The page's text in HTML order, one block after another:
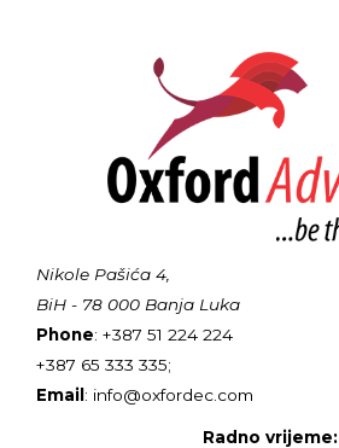
Nikole Pašića 4,
BiH - 78 000 Banja Luka
Phone: +387 51 224 224
+387 65 333 335;
Email: info@oxfordec.com
Radno vrijeme: